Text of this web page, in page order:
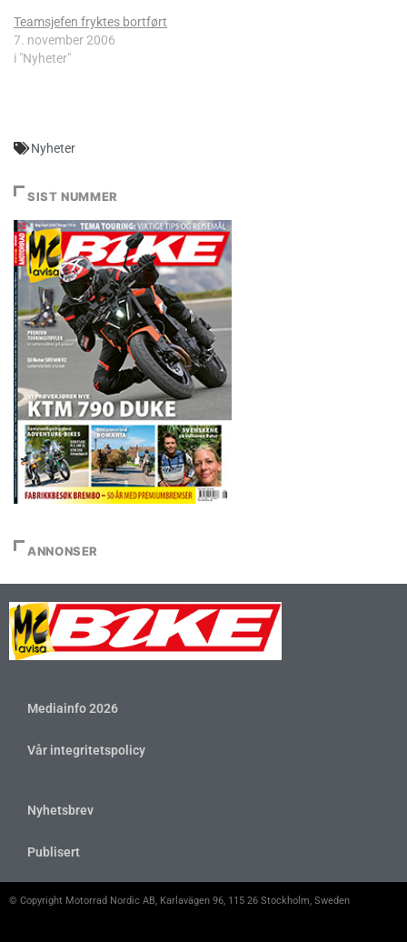
Teamsjefen fryktes bortført
7. november 2006
i "Nyheter"
Nyheter
SIST NUMMER
ANNONSER
Mediainfo 2026
Vår integritetspolicy
Nyhetsbrev
Publisert
© Copyright Motorrad Nordic AB, Karlavägen 96, 115 26 Stockholm, Sweden